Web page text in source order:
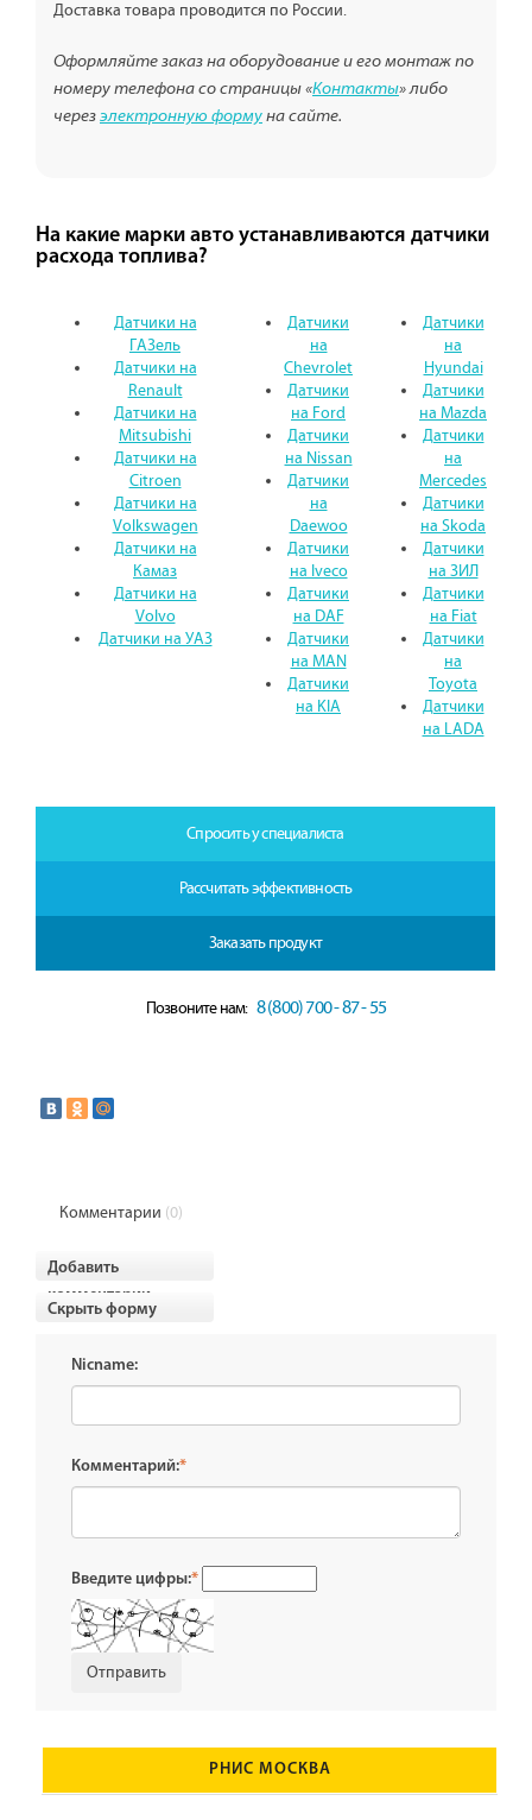
Доставка товара проводится по России.
Оформляйте заказ на оборудование и его монтаж по
номеру телефона со страницы «Контакты» либо
через электронную форму на сайте.
На какие марки авто устанавливаются датчики
расхода топлива?
Датчики на
ГАЗель
Датчики на
Renault
Датчики на
Mitsubishi
Датчики на
Citroen
Датчики на
Volkswagen
Датчики на
Камаз
Датчики на
Volvo
Датчики на УАЗ
Датчики
на
Chevrolet
Датчики
на Ford
Датчики
на Nissan
Датчики
на
Daewoo
Датчики
на Iveco
Датчики
на DAF
Датчики
на MAN
Датчики
на KIA
Датчики
на
Hyundai
Датчики
на Mazda
Датчики
на
Mercedes
Датчики
на Skoda
Датчики
на ЗИЛ
Датчики
на Fiat
Датчики
на
Toyota
Датчики
на LADA
Спросить у специалиста
Рассчитать эффективность
Заказать продукт
Позвоните нам: 8 (800) 700 - 87 - 55
Комментарии (0)
Добавить
комментарии
Скрыть форму
Nicname:
Комментарий:*
Введите цифры:*
РНИС МОСКВА